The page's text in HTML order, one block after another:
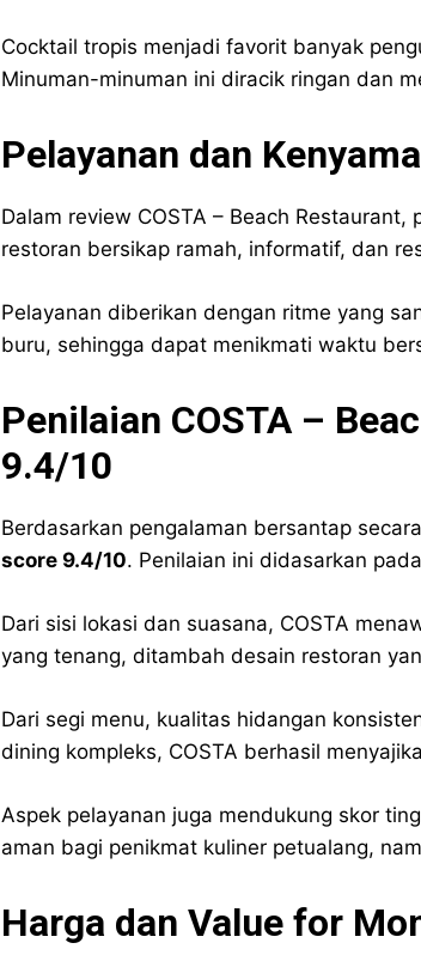
Cocktail tropis menjadi favorit banyak
Minuman-minuman ini diracik ringan dan
Pelayanan dan
Dalam review COSTA – Beach
restoran bersikap ramah, informatif, dan
Pelayanan diberikan dengan ritme yang
buru, sehingga dapat menikmati waktu
Penilaian COSTA –
9.4/10
Berdasarkan pengalaman bersantap
score 9.4/10. Penilaian ini didasarkan
Dari sisi lokasi dan suasana, COSTA
yang tenang, ditambah desain restoran
Dari segi menu, kualitas hidangan
dining kompleks, COSTA berhasil
Aspek pelayanan juga mendukung skor
aman bagi penikmat kuliner petualang,
Harga dan Value for